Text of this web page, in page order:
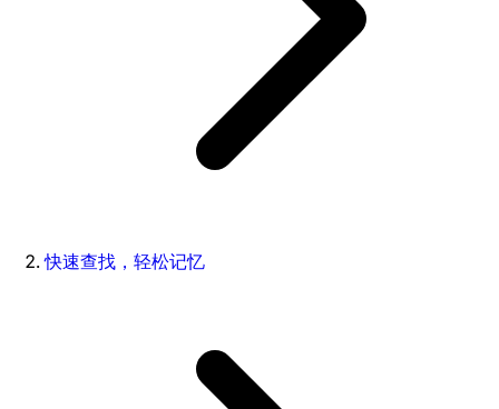
快速查找，轻松记忆